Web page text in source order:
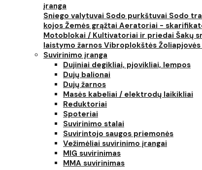
įranga
Sniego valytuvai Sodo purkštuvai Sodo
kojos Žemės grąžtai Aeratoriai -
Motoblokai / Kultivatoriai ir priedai Šakų
laistymo žarnos Vibroplokštės
Suvirinimo įranga
Dujiniai degikliai, pjovikliai, lempos
Dujų balionai
Dujų žarnos
Masės kabeliai / elektrodų laikikliai
Reduktoriai
Spoteriai
Suvirinimo stalai
Suvirintojo saugos priemonės
Vežimėliai suvirinimo įrangai
MIG suvirinimas
MMA suvirinimas